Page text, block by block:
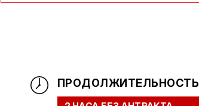
ПРОДОЛЖИТЕЛЬНОСТЬ